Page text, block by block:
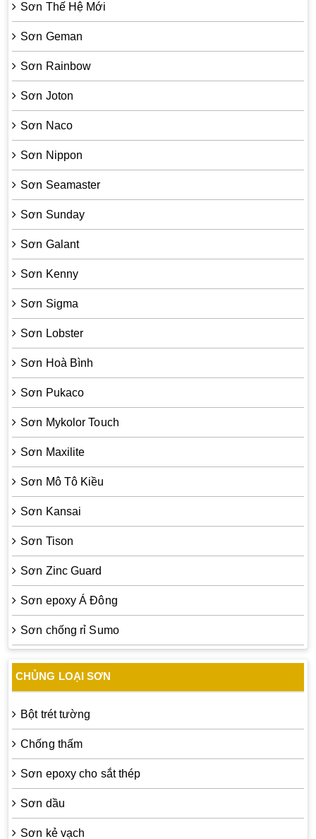
Sơn Thế Hệ Mới
Sơn Geman
Sơn Rainbow
Sơn Joton
Sơn Naco
Sơn Nippon
Sơn Seamaster
Sơn Sunday
Sơn Galant
Sơn Kenny
Sơn Sigma
Sơn Lobster
Sơn Hoà Bình
Sơn Pukaco
Sơn Mykolor Touch
Sơn Maxilite
Sơn Mô Tô Kiều
Sơn Kansai
Sơn Tison
Sơn Zinc Guard
Sơn epoxy Á Đông
Sơn chống rỉ Sumo
CHỦNG LOẠI SƠN
Bột trét tường
Chống thấm
Sơn epoxy cho sắt thép
Sơn dầu
Sơn kẻ vạch